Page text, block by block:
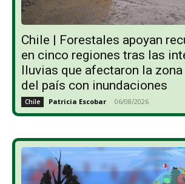
Chile | Forestales apoyan
en cinco regiones tras las
lluvias que afectaron la
del país con inundaciones
Chile Patricia Escobar - 06/08/2026